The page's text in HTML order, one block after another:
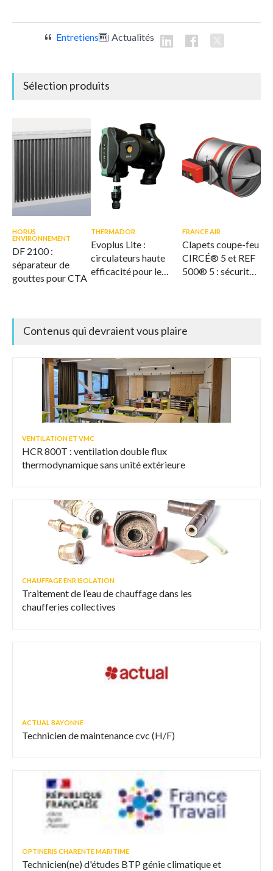
Entretiens Actualités
Sélection produits
HORUS
ENVIRONNEMENT
DF 2100 :
séparateur de
gouttes pour CTA
THERMADOR
Evoplus Lite :
circulateurs haute
efficacité pour le
FRANCE AIR
Clapets coupe-feu
CIRCÉ® 5 et REF
500® 5 : sécurité
Contenus qui devraient vous plaire
VENTILATION ET VMC
HCR 800T : ventilation double flux
thermodynamique sans unité extérieure
CHAUFFAGE ENR ISOLATION
Traitement de l’eau de chauffage dans les
chaufferies collectives
ACTUAL BAYONNE
Technicien de maintenance cvc (H/F)
OPTINERIS CHARENTE MARITIME
Technicien(ne) d'études BTP génie climatique et